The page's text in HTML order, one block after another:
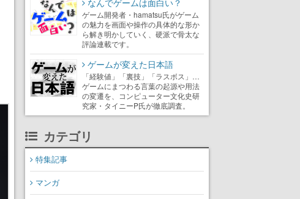
なんでゲームは面白い？
ゲーム開発者・hamatsu氏がゲーム
の魅力を画面や操作の具体的な形か
ら解き明かしていく、硬派で骨太な
評論連載です。
ゲームが変えた日本語
「経験値」「裏技」「ラスボス」…
ゲームにまつわる言葉の起源や用法
の変遷を、コンピューター文化史研
究家・タイニーP氏が徹底調査。
カテゴリ
特集記事
マンガ